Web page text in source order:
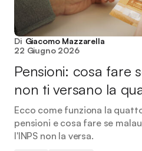
Di Giacomo Mazzarella
22 Giugno 2026
Pensioni: cosa fare
non ti versano la
Ecco come funziona la
pensioni e cosa fare se
l'INPS non la versa.